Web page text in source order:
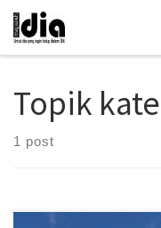
Skip to content
Topik
1 post